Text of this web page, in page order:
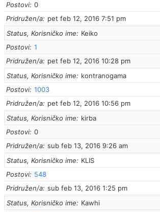
Postovi 0
Pridružen/a
pet feb 12, 2016 7:51 pm
Status, Korisničko ime
Keiko
Postovi 1
Pridružen/a
pet feb 12, 2016 10:28 pm
Status, Korisničko ime
kontranogama
Postovi 1003
Pridružen/a
pet feb 12, 2016 10:56 pm
Status, Korisničko ime
kirba
Postovi 0
Pridružen/a sub feb 13, 2016 9:26 am
Status, Korisničko ime
KLIS
Postovi
548
Pridružen/a sub feb 13, 2016 1:25 pm
Status, Korisničko ime
Kawhi